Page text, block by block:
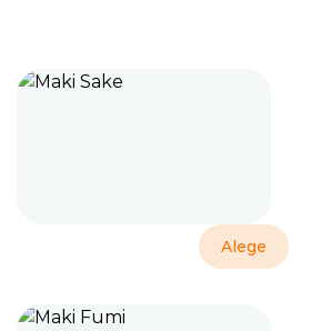
Alege